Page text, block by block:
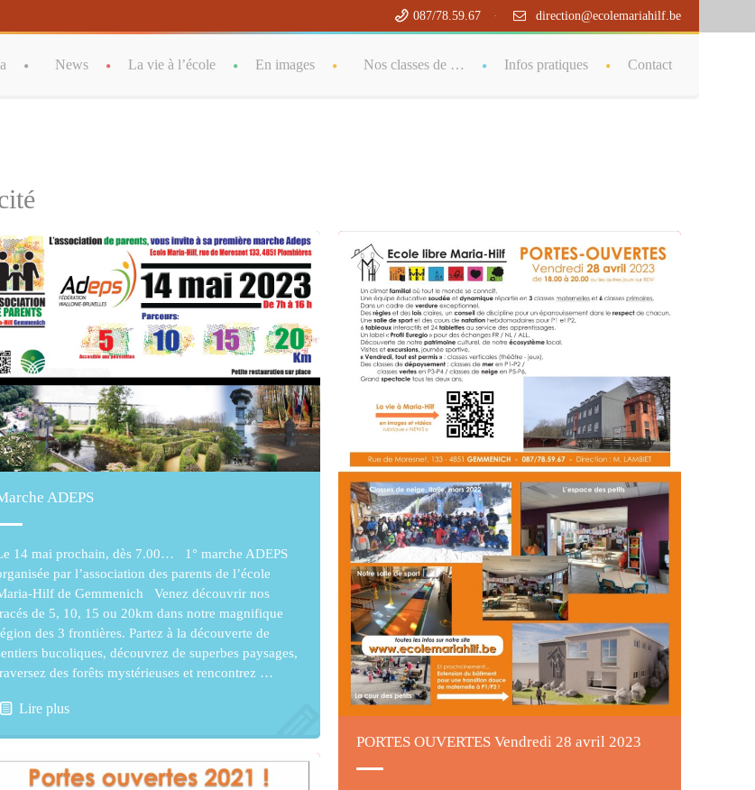
babykids/framework/ReduxCore/inc/class.redux_filesystem.php on line29
087/78.59.67 · direction@ecolemariahilf.be
News La vie à l’école En images Nos classes de … Infos pratiques Contact
ADEPS
14 mai prochain, dès 7.00… 1° marche ADEPS
par l’association des parents de l’école
Hilf de Gemmenich Venez découvrir nos
de 5, 10, 15 ou 20km dans notre magnifique
des 3 frontières. Partez à la découverte de
bucoliques, découvrez de superbes paysages,
des forêts mystérieuses et rencontrez …
Lire plus
PORTES OUVERTES Vendredi 28 avril 2023